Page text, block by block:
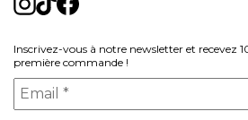
Inscrivez-vous à notre newsletter et recevez
première commande !